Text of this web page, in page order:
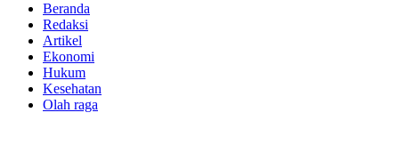
Beranda
Redaksi
Artikel
Ekonomi
Hukum
Kesehatan
Olah raga